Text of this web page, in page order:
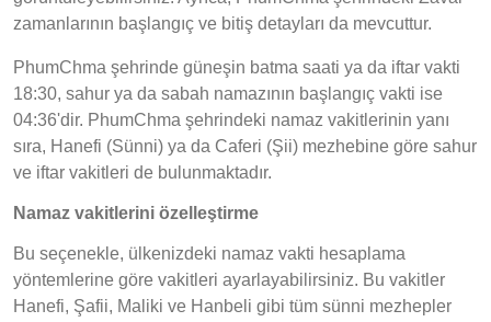
zamanlarının başlangıç ve bitiş detayları da mevcuttur.
PhumChma şehrinde güneşin batma saati ya da iftar vakti
18:30, sahur ya da sabah namazının başlangıç vakti ise
04:36'dir. PhumChma şehrindeki namaz vakitlerinin yanı
sıra, Hanefi (Sünni) ya da Caferi (Şii) mezhebine göre sahur
ve iftar vakitleri de bulunmaktadır.
Namaz vakitlerini özelleştirme
Bu seçenekle, ülkenizdeki namaz vakti hesaplama
yöntemlerine göre vakitleri ayarlayabilirsiniz. Bu vakitler
Hanefi, Şafii, Maliki ve Hanbeli gibi tüm sünni mezhepler